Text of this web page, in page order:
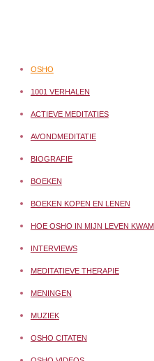
OSHO
1001 VERHALEN
ACTIEVE MEDITATIES
AVONDMEDITATIE
BIOGRAFIE
BOEKEN
BOEKEN KOPEN EN LENEN
HOE OSHO IN MIJN LEVEN KWAM
INTERVIEWS
MEDITATIEVE THERAPIE
MENINGEN
MUZIEK
OSHO CITATEN